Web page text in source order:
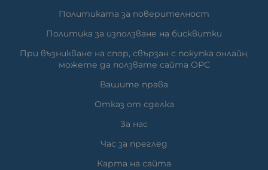
Политиката за поверителност
Политика за използване на бисквитки
При възникване на спор, свързан с покупка онлайн,
можете да ползвате сайта ОРС
Вашите права
Отказ от сделка
За нас
Час за преглед
Карта на сайта